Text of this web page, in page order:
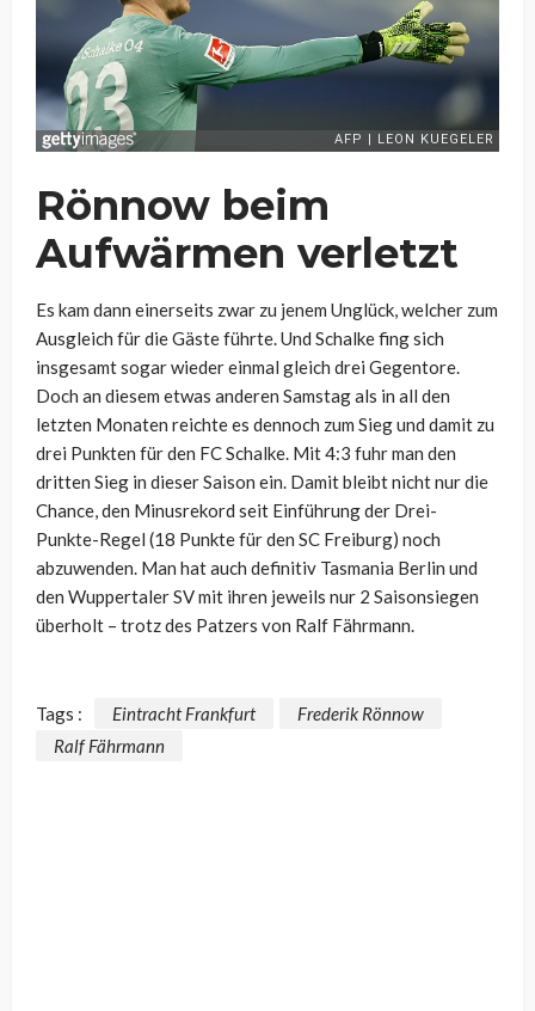
Rönnow beim
Aufwärmen verletzt
Es kam dann einerseits zwar zu jenem Unglück, welcher zum
Ausgleich für die Gäste führte. Und Schalke fing sich
insgesamt sogar wieder einmal gleich drei Gegentore.
Doch an diesem etwas anderen Samstag als in all den
letzten Monaten reichte es dennoch zum Sieg und damit zu
drei Punkten für den FC Schalke. Mit 4:3 fuhr man den
dritten Sieg in dieser Saison ein. Damit bleibt nicht nur die
Chance, den Minusrekord seit Einführung der Drei-
Punkte-Regel (18 Punkte für den SC Freiburg) noch
abzuwenden. Man hat auch definitiv Tasmania Berlin und
den Wuppertaler SV mit ihren jeweils nur 2 Saisonsiegen
überholt – trotz des Patzers von Ralf Fährmann.
Tags : Eintracht Frankfurt
Frederik Rönnow
Ralf Fährmann